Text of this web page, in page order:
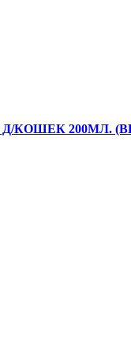
КОШЕК 200МЛ.